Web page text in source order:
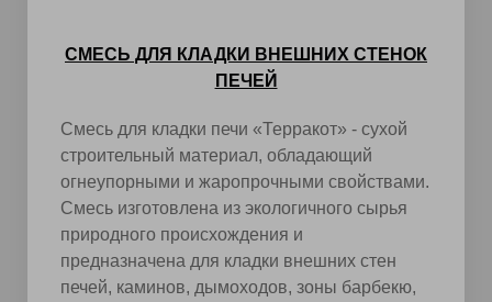
СМЕСЬ ДЛЯ КЛАДКИ ВНЕШНИХ СТЕНОК
ПЕЧЕЙ
Смесь для кладки печи «Терракот» - сухой
строительный материал, обладающий
огнеупорными и жаропрочными свойствами.
Смесь изготовлена из экологичного сырья
природного происхождения и
предназначена для кладки внешних стен
печей, каминов, дымоходов, зоны барбекю,